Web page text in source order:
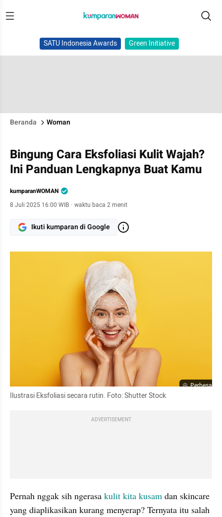
SATU Indonesia Awards Green Initiative
Beranda Woman
Bingung Cara Eksfoliasi Kulit Wajah?
Ini Panduan Lengkapnya Buat Kamu
kumparanWOMAN
8 Juli 2025 16:00 WIB · waktu baca 2 menit
Ikuti kumparan di Google
Perbesar
Ilustrasi Eksfoliasi secara rutin. Foto: Shutter Stock
ADVERTISEMENT
Pernah nggak sih ngerasa kulit kita kusam dan skincare
yang diaplikasikan kurang menyerap? Ternyata itu salah